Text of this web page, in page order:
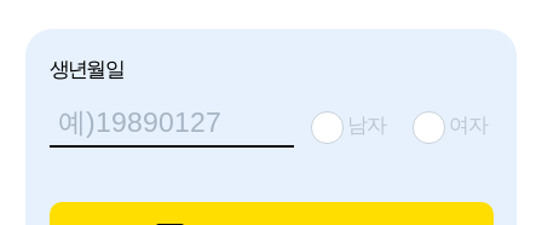
생년월일
남자 여자